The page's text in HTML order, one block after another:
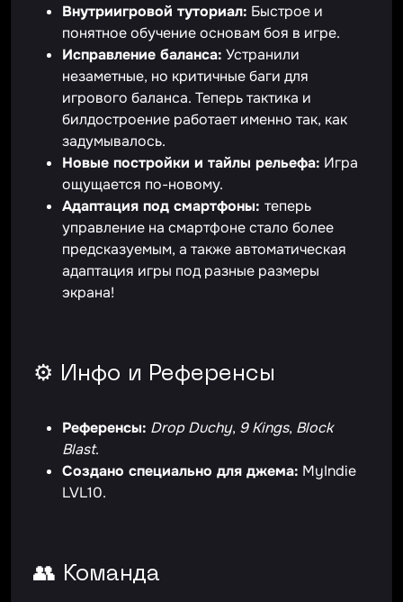
Внутриигровой туториал: Быстрое и
понятное обучение основам боя в игре.
Исправление баланса: Устранили
незаметные, но критичные баги для
игрового баланса. Теперь тактика и
билдостроение работает именно так, как
задумывалось.
Новые постройки и тайлы рельефа: Игра
ощущается по-новому.
Адаптация под смартфоны: теперь
управление на смартфоне стало более
предсказуемым, а также автоматическая
адаптация игры под разные размеры
экрана!
⚙️ Инфо и Референсы
Референсы: Drop Duchy, 9 Kings, Block
Blast.
Создано специально для джема: MyIndie
LVL10.
👥 Команда